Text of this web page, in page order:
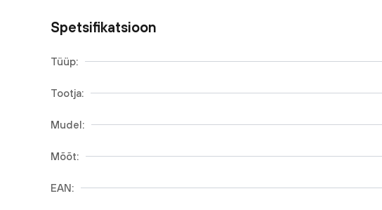
Spetsifikatsioon
Tüüp:
Tootja:
Mudel:
Mõõt:
EAN: